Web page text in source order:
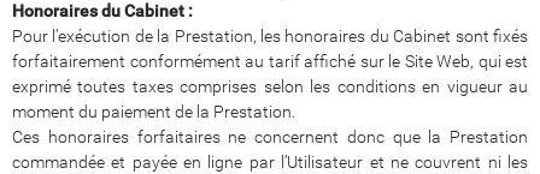
Honoraires du Cabinet :
Pour l’exécution de la Prestation, les honoraires du Cabinet sont fixés
forfaitairement conformément au tarif affiché sur le Site Web, qui est
exprimé toutes taxes comprises selon les conditions en vigueur au
moment du paiement de la Prestation.
Ces honoraires forfaitaires ne concernent donc que la Prestation
commandée et payée en ligne par l’Utilisateur et ne couvrent ni les